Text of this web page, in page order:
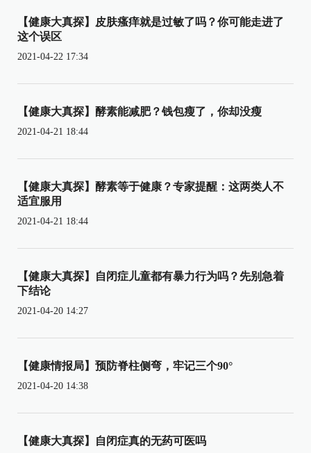
【健康大真探】皮肤瘙痒就是过敏了吗？你可能走进了
这个误区
2021-04-22 17:34
【健康大真探】酵素能减肥？钱包瘦了，你却没瘦
2021-04-21 18:44
【健康大真探】酵素等于健康？专家提醒：这两类人不
适宜服用
2021-04-21 18:44
【健康大真探】自闭症儿童都有暴力行为吗？先别急着
下结论
2021-04-20 14:27
【健康情报局】预防脊柱侧弯，牢记三个90°
2021-04-20 14:38
【健康大真探】自闭症真的无药可医吗